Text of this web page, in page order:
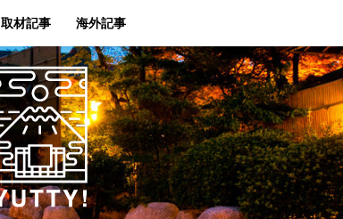
取材記事 海外記事